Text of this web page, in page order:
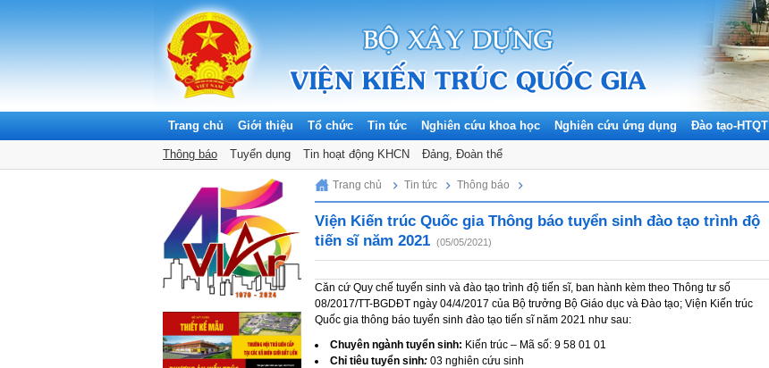
Trang chủ Giới thiệu Tổ chức Tin tức
Thông báo Tuyển dụng Tin hoạt động KHCN Đảng, Đoàn thể
Nghiên cứu khoa học Nghiên cứu ứng dụng Đào tạo-HTQT
Saturday, 08/08/2026
Trang chủ Tin tức Thông báo
Viện Kiến trúc Quốc gia Thông báo tuyển sinh đào tạo trình độ
tiến sĩ năm 2021 (05/05/2021)
Căn cứ Quy chế tuyển sinh và đào tạo trình độ tiến sĩ, ban hành kèm theo Thông tư số
08/2017/TT-BGDĐT ngày 04/4/2017 của Bộ trưởng Bộ Giáo dục và Đào tạo; Viện Kiến trúc
Quốc gia thông báo tuyển sinh đào tạo tiến sĩ năm 2021 như sau:
Chuyên ngành tuyển sinh: Kiến trúc – Mã số: 9 58 01 01
Chỉ tiêu tuyển sinh: 03 nghiên cứu sinh